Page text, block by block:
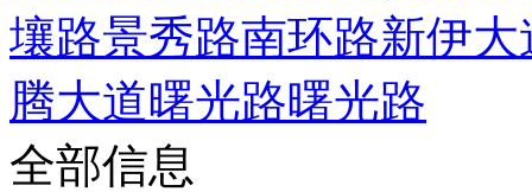
壤路景秀路南环路新伊大
腾大道曙光路曙光路
全部信息